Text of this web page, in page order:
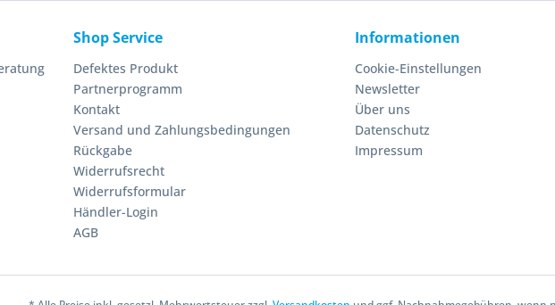
Shop Service
Defektes Produkt
Partnerprogramm
Kontakt
Versand und Zahlungsbedingungen
Rückgabe
Widerrufsrecht
Widerrufsformular
Händler-Login
AGB
Informationen
Cookie-Einstellungen
Newsletter
Über uns
Datenschutz
Impressum